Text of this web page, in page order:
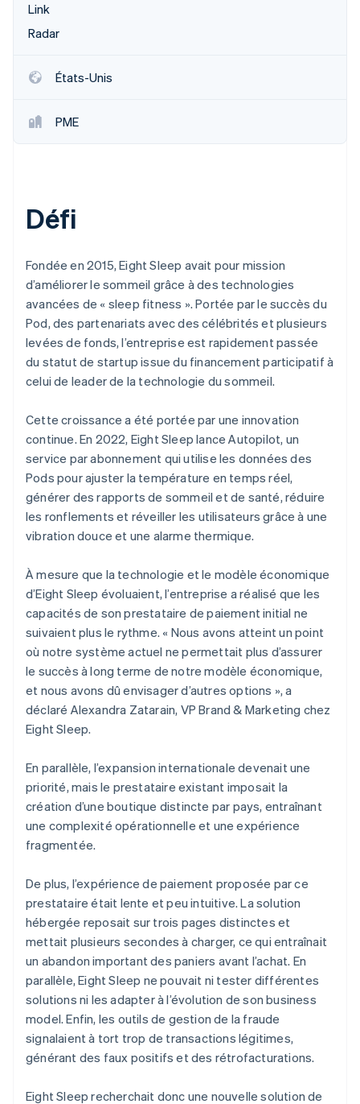
Link
Radar
États-Unis
PME
Défi
Fondée en 2015, Eight Sleep avait pour mission
d’améliorer le sommeil grâce à des technologies
avancées de « sleep fitness ». Portée par le succès du
Pod, des partenariats avec des célébrités et plusieurs
levées de fonds, l’entreprise est rapidement passée
du statut de startup issue du financement participatif à
celui de leader de la technologie du sommeil.
Cette croissance a été portée par une innovation
continue. En 2022, Eight Sleep lance Autopilot, un
service par abonnement qui utilise les données des
Pods pour ajuster la température en temps réel,
générer des rapports de sommeil et de santé, réduire
les ronflements et réveiller les utilisateurs grâce à une
vibration douce et une alarme thermique.
À mesure que la technologie et le modèle économique
d’Eight Sleep évoluaient, l’entreprise a réalisé que les
capacités de son prestataire de paiement initial ne
suivaient plus le rythme. « Nous avons atteint un point
où notre système actuel ne permettait plus d’assurer
le succès à long terme de notre modèle économique,
et nous avons dû envisager d’autres options », a
déclaré Alexandra Zatarain, VP Brand & Marketing chez
Eight Sleep.
En parallèle, l’expansion internationale devenait une
priorité, mais le prestataire existant imposait la
création d’une boutique distincte par pays, entraînant
une complexité opérationnelle et une expérience
fragmentée.
De plus, l’expérience de paiement proposée par ce
prestataire était lente et peu intuitive. La solution
hébergée reposait sur trois pages distinctes et
mettait plusieurs secondes à charger, ce qui entraînait
un abandon important des paniers avant l’achat. En
parallèle, Eight Sleep ne pouvait ni tester différentes
solutions ni les adapter à l’évolution de son business
model. Enfin, les outils de gestion de la fraude
signalaient à tort trop de transactions légitimes,
générant des faux positifs et des rétrofacturations.
Eight Sleep recherchait donc une nouvelle solution de